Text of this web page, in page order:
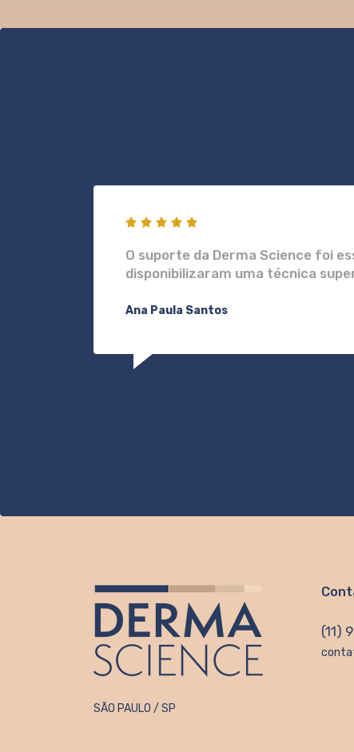
O suporte da Derma Science foi
disponibilizaram uma técnica
Ana Paula Santos
SÃO PAULO / SP
(11)